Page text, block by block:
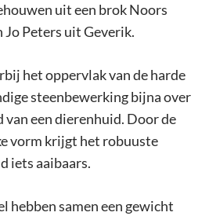
uit een brok Noors
Jo Peters uit Geverik.
het oppervlak van de harde
steenbewerking bijna over
van een dierenhuid. Door de
vorm krijgt het robuuste
iets aaibaars.
hebben samen een gewicht